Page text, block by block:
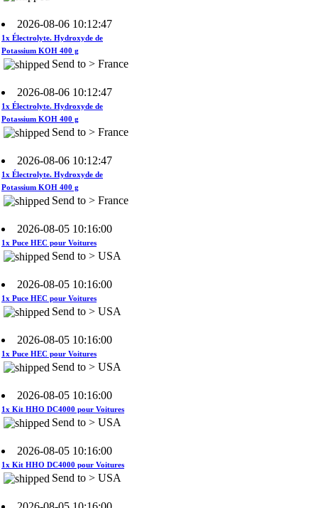
1x Électrolyte. Hydroxyde de
Potassium KOH 400 g
Send to > France
1x Électrolyte. Hydroxyde de
Potassium KOH 400 g
Send to > France
1x Électrolyte. Hydroxyde de
Potassium KOH 400 g
Send to > France
1x Puce HEC pour Voitures
Send to > USA
1x Puce HEC pour Voitures
Send to > USA
1x Puce HEC pour Voitures
Send to > USA
1x Kit HHO DC4000 pour Voitures
Send to > USA
1x Kit HHO DC4000 pour Voitures
Send to > USA
1x Kit HHO DC4000 pour Voitures